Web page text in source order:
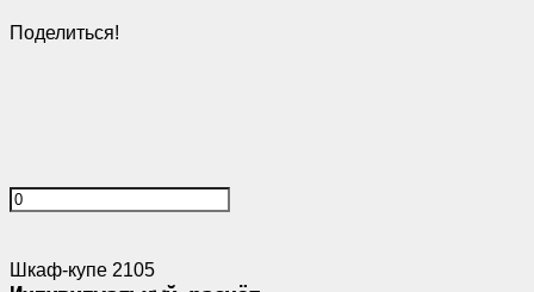
Поделиться!
Шкаф-купе 2105